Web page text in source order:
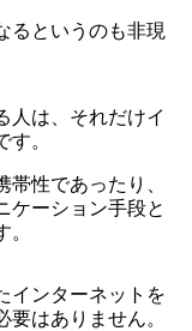
るというのも非現
人は、それだけイ
。
性であったり、
ケーション手段と
インターネットを
はありません。